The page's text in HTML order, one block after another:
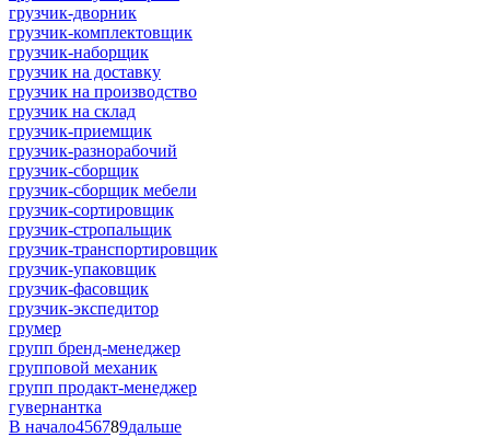
грузчик-дворник
грузчик-комплектовщик
грузчик-наборщик
грузчик на доставку
грузчик на производство
грузчик на склад
грузчик-приемщик
грузчик-разнорабочий
грузчик-сборщик
грузчик-сборщик мебели
грузчик-сортировщик
грузчик-стропальщик
грузчик-транспортировщик
грузчик-упаковщик
грузчик-фасовщик
грузчик-экспедитор
грумер
групп бренд-менеджер
групповой механик
групп продакт-менеджер
гувернантка
В начало456789дальше